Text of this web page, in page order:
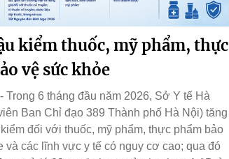
kiểm thuốc, mỹ phẩm, thực
vệ sức khỏe
Trong 6 tháng đầu năm 2026, Sở Y tế Hà
Ban Chỉ đạo 389 Thành phố Hà Nội) tăng
đối với thuốc, mỹ phẩm, thực phẩm bảo
và các lĩnh vực y tế có nguy cơ cao; qua đó